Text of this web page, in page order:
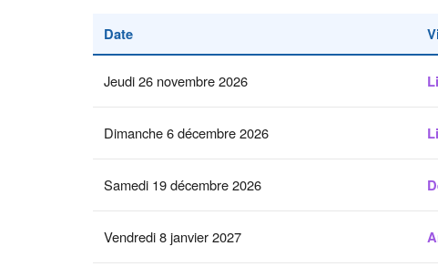
Date
Jeudi 26 novembre 2026
Dimanche 6 décembre 2026
Samedi 19 décembre 2026
Vendredi 8 janvier 2027